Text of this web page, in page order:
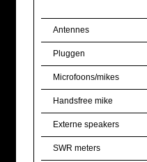
Antennes
Pluggen
Microfoons/mikes
Handsfree mike
Externe speakers
SWR meters